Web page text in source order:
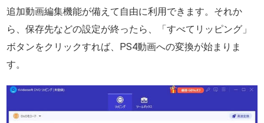
追加動画編集機能が備えて自由に利用できます。それか
ら、保存先などの設定が終ったら、「すべてリッピング」
ボタンをクリックすれば、PS4動画への変換が始まりま
す。